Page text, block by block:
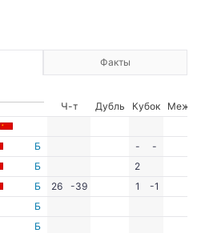
Факты
Ч-т Дубль Кубок
Межд.
Б -
-
Б
2
Б 26 -39 1
-1
Б
Б